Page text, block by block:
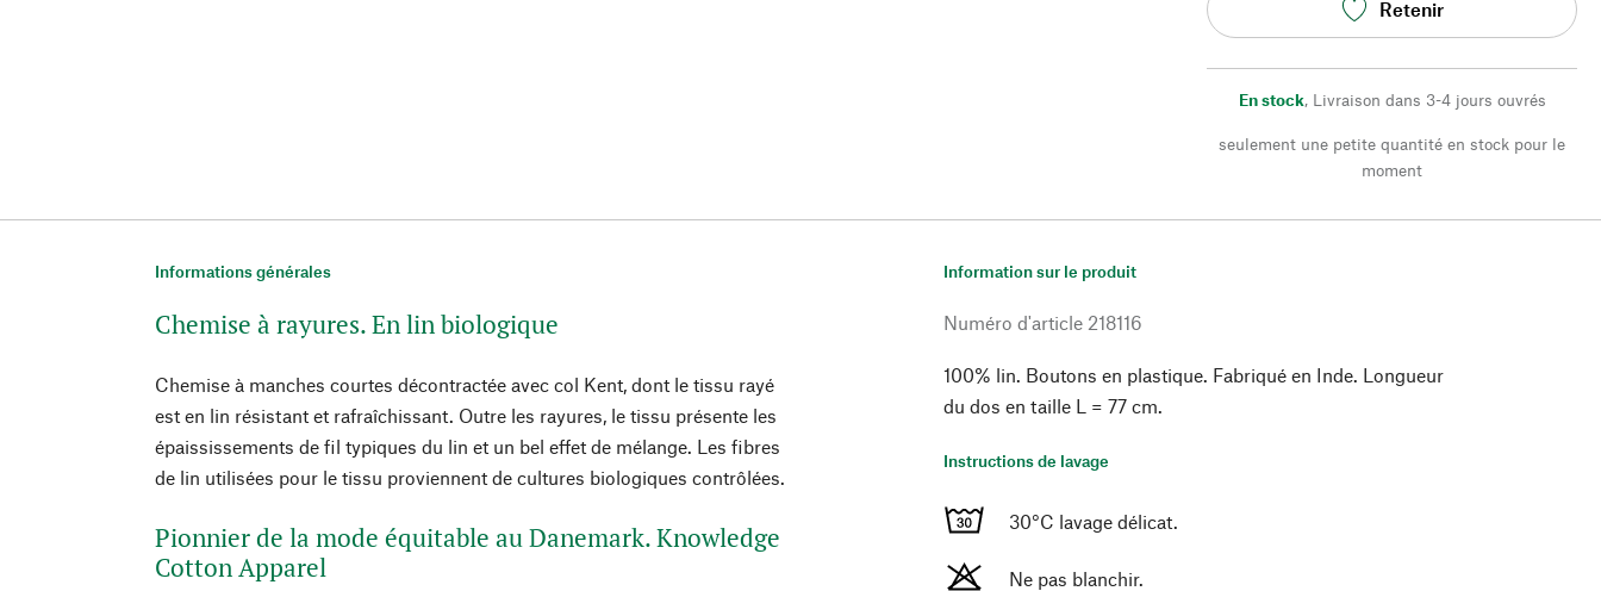
Retenir
En stock, Livraison dans 3-4 jours ouvrés
seulement une petite quantité en stock pour le
moment
Informations générales
Chemise à rayures. En lin biologique
Chemise à manches courtes décontractée avec col Kent, dont le tissu rayé
est en lin résistant et rafraîchissant. Outre les rayures, le tissu présente les
épaississements de fil typiques du lin et un bel effet de mélange. Les fibres
de lin utilisées pour le tissu proviennent de cultures biologiques contrôlées.
Pionnier de la mode équitable au Danemark. Knowledge
Cotton Apparel
Information sur le produit
Numéro d'article 218116
100% lin. Boutons en plastique. Fabriqué en Inde. Longueur
du dos en taille L = 77 cm.
Instructions de lavage
30°C lavage délicat.
Ne pas blanchir.